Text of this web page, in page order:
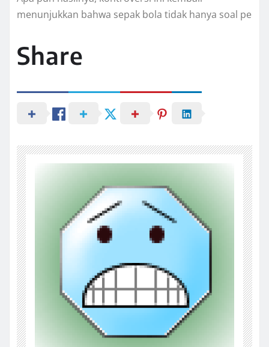
menunjukkan bahwa sepak bola tidak hanya soal pe
Share